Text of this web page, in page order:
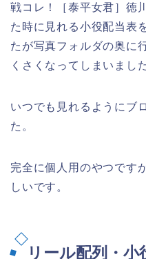
戦コレ！［泰平女君］徳
た時に見れる小役配当表
たが写真フォルダの奥に
くさくなってしまいました
いつでも見れるようにブ
た。
完全に個人用のやつです
しいです。
リール配列・小